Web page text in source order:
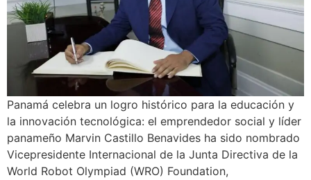
Panamá celebra un logro histórico para la educación y
la innovación tecnológica: el emprendedor social y líder
panameño Marvin Castillo Benavides ha sido nombrado
Vicepresidente Internacional de la Junta Directiva de la
World Robot Olympiad (WRO) Foundation,